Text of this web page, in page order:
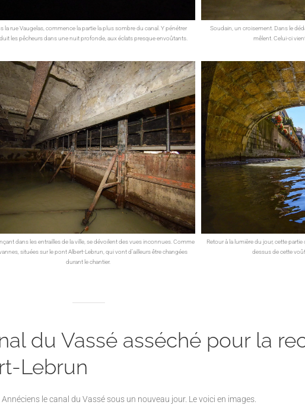
la rue Vaugelas, commence la partie la plus sombre du canal. Y pénétrer
les pêcheurs dans une nuit profonde, aux éclats presque envoûtants.
Soudain, un croisement. Dans le
mêlent. Celui-ci
dans les entrailles de la ville, se dévoilent des vues inconnues. Comme
situées sur le pont Albert-Lebrun, qui vont d’ailleurs être changées
durant le chantier.
Retour à la lumière du jour, cette
dessus de cette
du Vassé asséché pour la
Lebrun
le canal du Vassé sous un nouveau jour. Le voici en images.